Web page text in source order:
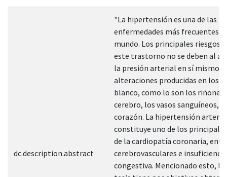
dc.description.abstract
"La hipertensión es una de las
enfermedades más frecuentes
mundo. Los principales riesgos
este trastorno no se deben al
la presión arterial en sí mismo,
alteraciones producidas en los
blanco, como lo son los
cerebro, los vasos sanguíneos,
corazón. La hipertensión
constituye uno de los
de la cardiopatía coronaria,
cerebrovasculares e
congestiva. Mencionado esto,